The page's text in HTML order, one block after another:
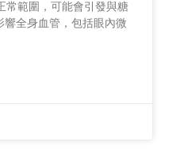
常範圍，可能會引發與糖
全身血管，包括眼內微